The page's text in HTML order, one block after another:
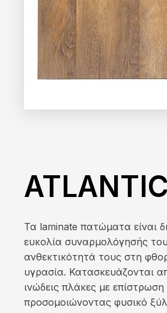
Τα laminate πατώματα είναι
ευκολία συναρμολόγησής
ανθεκτικότητά τους στη
υγρασία. Κατασκευάζονται
ινώδεις πλάκες με
προσομοιώνοντας φυσικό